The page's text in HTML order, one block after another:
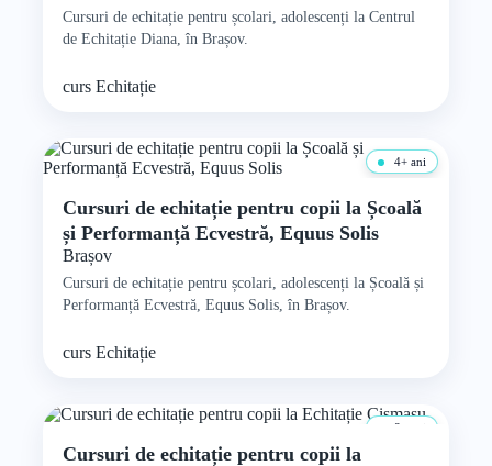
Cursuri de echitație pentru școlari, adolescenți la Centrul
de Echitație Diana, în Brașov.
curs Echitație
4+ ani
Cursuri de echitație pentru copii la Școală
și Performanță Ecvestră, Equus Solis
Brașov
Cursuri de echitație pentru școlari, adolescenți la Școală și
Performanță Ecvestră, Equus Solis, în Brașov.
curs Echitație
8+ ani
Cursuri de echitație pentru copii la